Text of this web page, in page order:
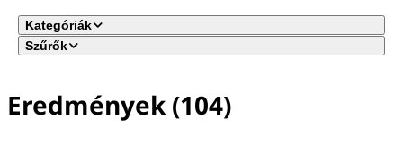
Kategóriák
Szűrők
Eredmények (104)